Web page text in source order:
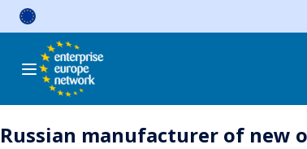
Skip
Russian manufacturer of new